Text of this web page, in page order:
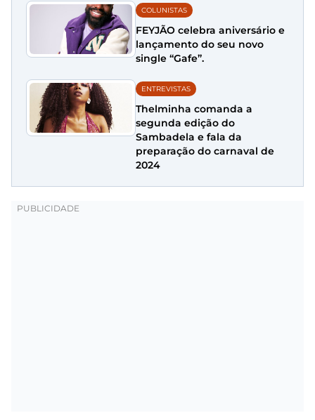
COLUNISTAS
FEYJÃO celebra aniversário e
lançamento do seu novo
single “Gafe”.
ENTREVISTAS
Thelminha comanda a
segunda edição do
Sambadela e fala da
preparação do carnaval de
2024